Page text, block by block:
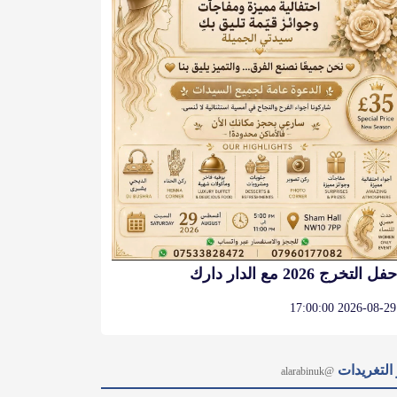
حفل التخرج 2026 مع الدار دارك
2026-08-29 17:00:00
@alarabinuk